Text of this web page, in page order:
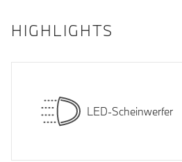
HIGHLIGHTS
LED-Scheinwerfer